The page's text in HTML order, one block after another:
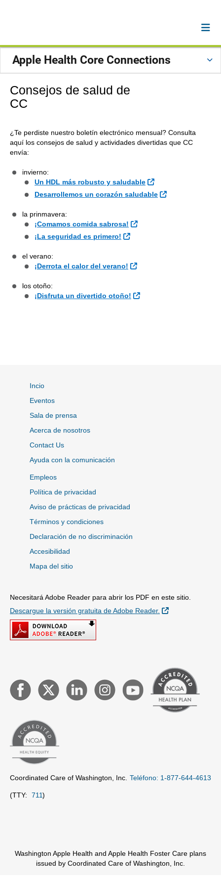
Apple Health Core Connections
Consejos de salud de
CC
¿Te perdiste nuestro boletín electrónico mensual? Consulta
aquí los consejos de salud y actividades divertidas que CC
envía:
invierno:
Un HDL más robusto y saludable
Sitio Externo
Desarrollemos un corazón saludable
Sitio Externo
la prinmavera:
¡Comamos comida sabrosa!
Sitio Externo
¡La seguridad es primero!
Sitio Externo
el verano:
¡Derrota el calor del verano!
Sitio Externo
los otoño:
¡Disfruta un divertido otoño!
Sitio Externo
Incio
Eventos
Sala de prensa
Acerca de nosotros
Contact Us
Ayuda con la comunicación
Empleos
Política de privacidad
Aviso de prácticas de privacidad
Términos y condiciones
Declaración de no discriminación
Accesibilidad
Mapa del sitio
Necesitará Adobe Reader para abrir los PDF en este sitio.
Descargue la versión gratuita de Adobe Reader.
Sitio Externo
Coordinated Care of Washington, Inc. Teléfono: 1-877-644-4613
(TTY: 711)
Washington Apple Health and Apple Health Foster Care plans
issued by Coordinated Care of Washington, Inc.